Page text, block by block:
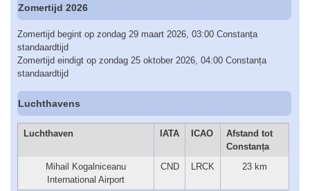
Zomertijd 2026
Zomertijd begint op zondag 29 maart 2026, 03:00 Constanța
standaardtijd
Zomertijd eindigt op zondag 25 oktober 2026, 04:00 Constanța
standaardtijd
Luchthavens
Luchthaven IATA ICAO
Afstand tot
Constanța
Mihail Kogalniceanu
International Airport
CND LRCK 23 km